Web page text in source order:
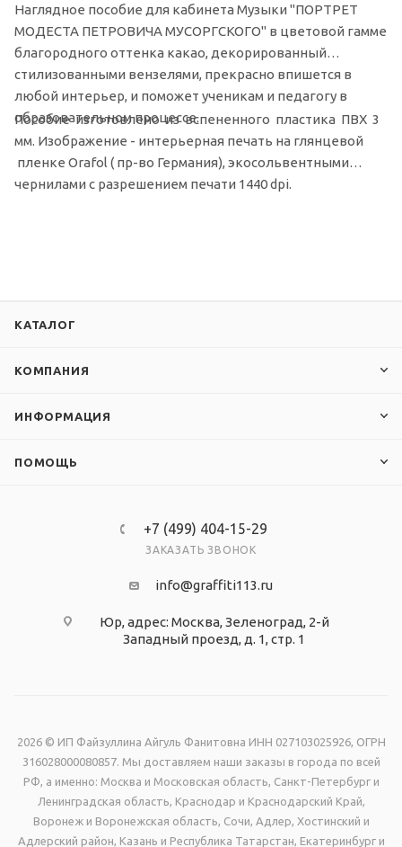
Наглядное пособие для кабинета Музыки "ПОРТРЕТ
МОДЕСТА ПЕТРОВИЧА МУСОРГСКОГО" в цветовой гамме
благородного оттенка какао, декорированный
стилизованными вензелями, прекрасно впишется в
любой интерьер, и поможет ученикам и педагогу в
образовательном процессе.
Пособие изготовлено из вспененного пластика ПВХ 3
мм. Изображение - интерьерная печать на глянцевой
пленке Orafol ( пр-во Германия), экосольвентными
чернилами с разрешением печати 1440 dpi.
КАТАЛОГ
КОМПАНИЯ
ИНФОРМАЦИЯ
ПОМОЩЬ
+7 (499) 404-15-29
ЗАКАЗАТЬ ЗВОНОК
info@graffiti113.ru
Юр, адрес: Москва, Зеленоград, 2-й
Западный проезд, д. 1, стр. 1
2026 © ИП Файзуллина Айгуль Фанитовна ИНН 027103025926, ОГРН
316028000080857. Мы доставляем наши заказы в города по всей
РФ, а именно: Москва и Московская область, Санкт-Петербург и
Ленинградская область, Краснодар и Краснодарский Край,
Воронеж и Воронежская область, Сочи, Адлер, Хостинский и
Адлерский район, Казань и Республика Татарстан, Екатеринбург и